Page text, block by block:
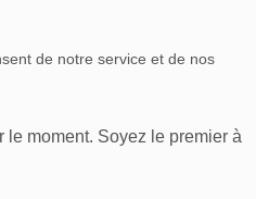
de notre service et de nos
le moment. Soyez le premier à